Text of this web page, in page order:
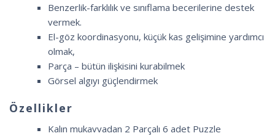
Benzerlik-farklılık ve sınıflama becerilerine destek
vermek.
El-göz koordinasyonu, küçük kas gelişimine yardımcı
olmak,
Parça – bütün ilişkisini kurabilmek
Görsel algıyı güçlendirmek
Özellikler
Kalın mukavvadan 2 Parçalı 6 adet Puzzle